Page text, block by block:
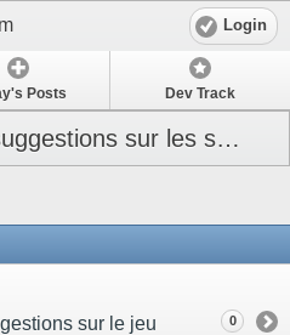
Login
Posts Dev Track
Commentaires et suggestions sur les sites
sur le jeu
0